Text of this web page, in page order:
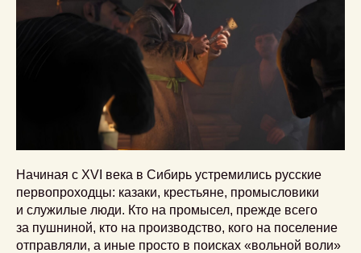
Начиная с XVI века в Сибирь устремились русские
первопроходцы: казаки, крестьяне, промысловики
и служилые люди. Кто на промысел, прежде всего
за пушниной, кто на производство, кого на поселение
отправляли, а иные просто в поисках «вольной воли»